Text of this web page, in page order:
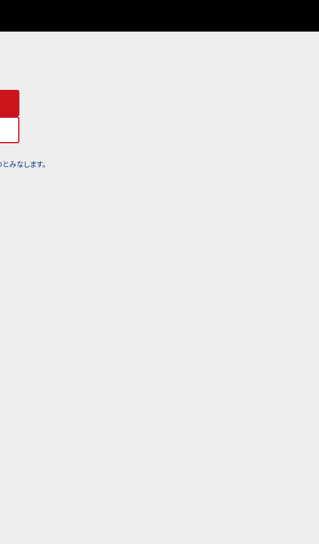
みなします。